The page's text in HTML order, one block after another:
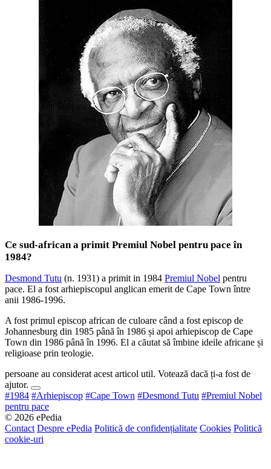
Ce sud-african a primit Premiul Nobel pentru pace în
1984?
Desmond Tutu (n. 1931) a primit in 1984 Premiul Nobel pentru
pace. El a fost arhiepiscopul anglican emerit de Cape Town între
anii 1986-1996.
A fost primul episcop african de culoare când a fost episcop de
Johannesburg din 1985 până în 1986 și apoi arhiepiscop de Cape
Town din 1986 până în 1996. El a căutat să îmbine ideile africane și
religioase prin teologie.
persoane au considerat acest articol util. Votează dacă ți-a fost de
ajutor.
#1984 #Arhiepiscop #Cape Town #Desmond Tutu #Premiul Nobel
pentru pace
© 2026 ePedia
Contact Despre ePedia Politică de confidențialitate Cookies Politică
cookie-uri